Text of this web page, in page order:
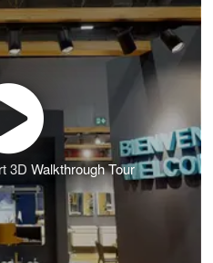
3D Walkthrough Tour